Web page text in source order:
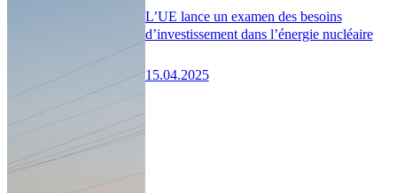
L’UE lance un examen des besoins
d’investissement dans l’énergie nucléaire
15.04.2025